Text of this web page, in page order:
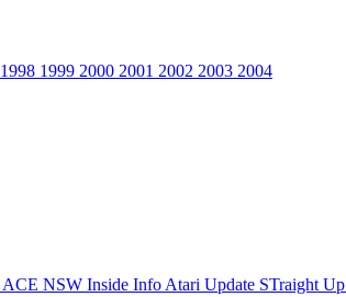
1998 1999 2000 2001 2002 2003 2004
ACE NSW Inside Info Atari Update STraight Up